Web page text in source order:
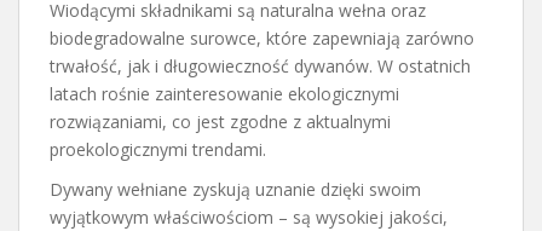
Wiodącymi składnikami są naturalna wełna oraz
biodegradowalne surowce, które zapewniają zarówno
trwałość, jak i długowieczność dywanów. W ostatnich
latach rośnie zainteresowanie ekologicznymi
rozwiązaniami, co jest zgodne z aktualnymi
proekologicznymi trendami.
Dywany wełniane zyskują uznanie dzięki swoim
wyjątkowym właściwościom – są wysokiej jakości,